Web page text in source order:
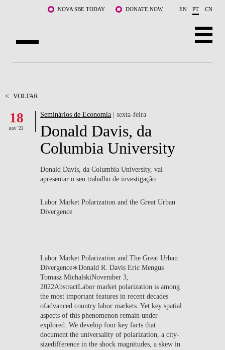
Saltar para o conteúdo principalNOVA SBE TODAY DONATE NOW EN PT CN
DOCENTES E INVESTIGAÇÃO
COMUNIDADE
WHAT'S HAPPENING
< VOLTAR
18
nov '22
Seminários de Economia | sexta-feira
Donald Davis, da
Columbia University
Donald Davis, da Columbia University, vai
apresentar o seu trabalho de investigação.
Labor Market Polarization and the Great Urban
Divergence
Labor Market Polarization and The Great Urban
Divergence∗Donald R. Davis Eric Mengus
Tomasz MichalskiNovember 3,
2022AbstractLabor market polarization is among
the most important features in recent decades
ofadvanced country labor markets. Yet key spatial
aspects of this phenomenon remain under-
explored. We develop four key facts that
document the universality of polarization, a city-
sizedifference in the shock magnitudes, a skew in